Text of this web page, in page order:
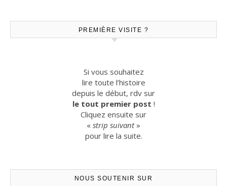
PREMIÈRE VISITE ?
Si vous souhaitez
lire toute l’histoire
depuis le début, rdv sur
le tout premier post !
Cliquez ensuite sur
« strip suivant»
pour lire la suite.
NOUS SOUTENIR SUR